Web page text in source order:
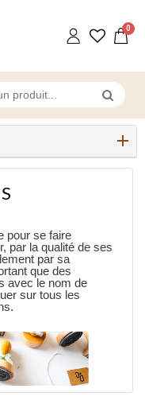
pour se faire
par la qualité de ses
par sa
que des
avec le nom de
sur tous les